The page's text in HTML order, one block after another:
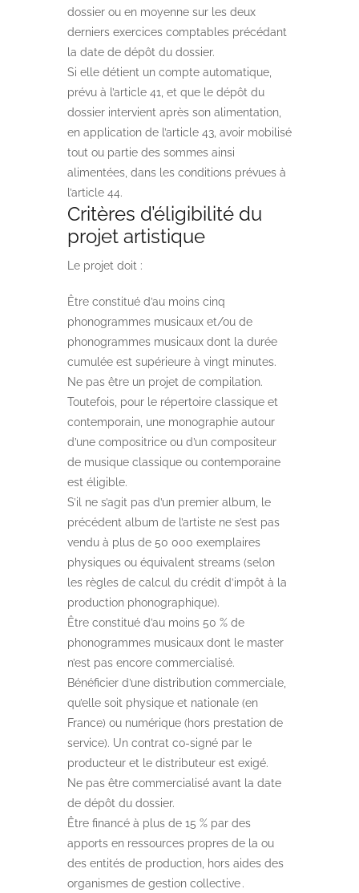
dossier ou en moyenne sur les deux
derniers exercices comptables précédant
la date de dépôt du dossier.
Si elle détient un compte automatique,
prévu à l’article 41, et que le dépôt du
dossier intervient après son alimentation,
en application de l’article 43, avoir mobilisé
tout ou partie des sommes ainsi
alimentées, dans les conditions prévues à
l’article 44.
Critères d’éligibilité du
projet artistique
Le projet doit :
Être constitué d’au moins cinq
phonogrammes musicaux et/ou de
phonogrammes musicaux dont la durée
cumulée est supérieure à vingt minutes.
Ne pas être un projet de compilation.
Toutefois, pour le répertoire classique et
contemporain, une monographie autour
d’une compositrice ou d’un compositeur
de musique classique ou contemporaine
est éligible.
S’il ne s’agit pas d’un premier album, le
précédent album de l’artiste ne s’est pas
vendu à plus de 50 000 exemplaires
physiques ou équivalent streams (selon
les règles de calcul du crédit d’impôt à la
production phonographique).
Être constitué d’au moins 50 % de
phonogrammes musicaux dont le master
n’est pas encore commercialisé.
Bénéficier d’une distribution commerciale,
qu’elle soit physique et nationale (en
France) ou numérique (hors prestation de
service). Un contrat co-signé par le
producteur et le distributeur est exigé.
Ne pas être commercialisé avant la date
de dépôt du dossier.
Être financé à plus de 15 % par des
apports en ressources propres de la ou
des entités de production, hors aides des
organismes de gestion collective .